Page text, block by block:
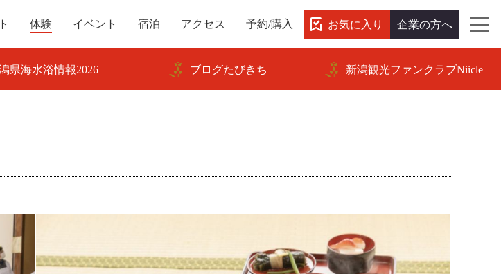
体験 イベント 宿泊 アクセス 予約/購入 お気に入り 企業の方へ
県海水浴情報2026 ブログたびきち 新潟観光ファンクラブNiicle